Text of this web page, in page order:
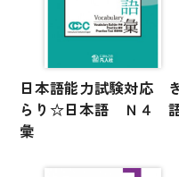
日本語能力試験対応
らり☆日本語 Ｎ４
彙